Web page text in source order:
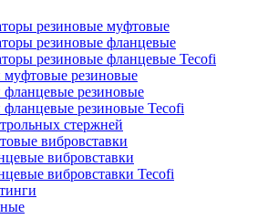
резиновые муфтовые
резиновые фланцевые
резиновые фланцевые Tecofi
муфтовые резиновые
фланцевые резиновые
фланцевые резиновые Tecofi
стержней
вибровставки
вибровставки
вибровставки Tecofi